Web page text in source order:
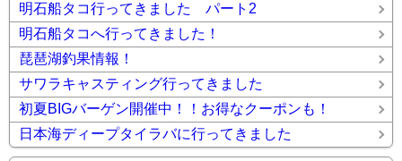
明石船タコ行ってきました パート2
明石船タコへ行ってきました！
琵琶湖釣果情報！
サワラキャスティング行ってきました
初夏BIGバーゲン開催中！！お得なクーポンも！
日本海ディープタイラバに行ってきました